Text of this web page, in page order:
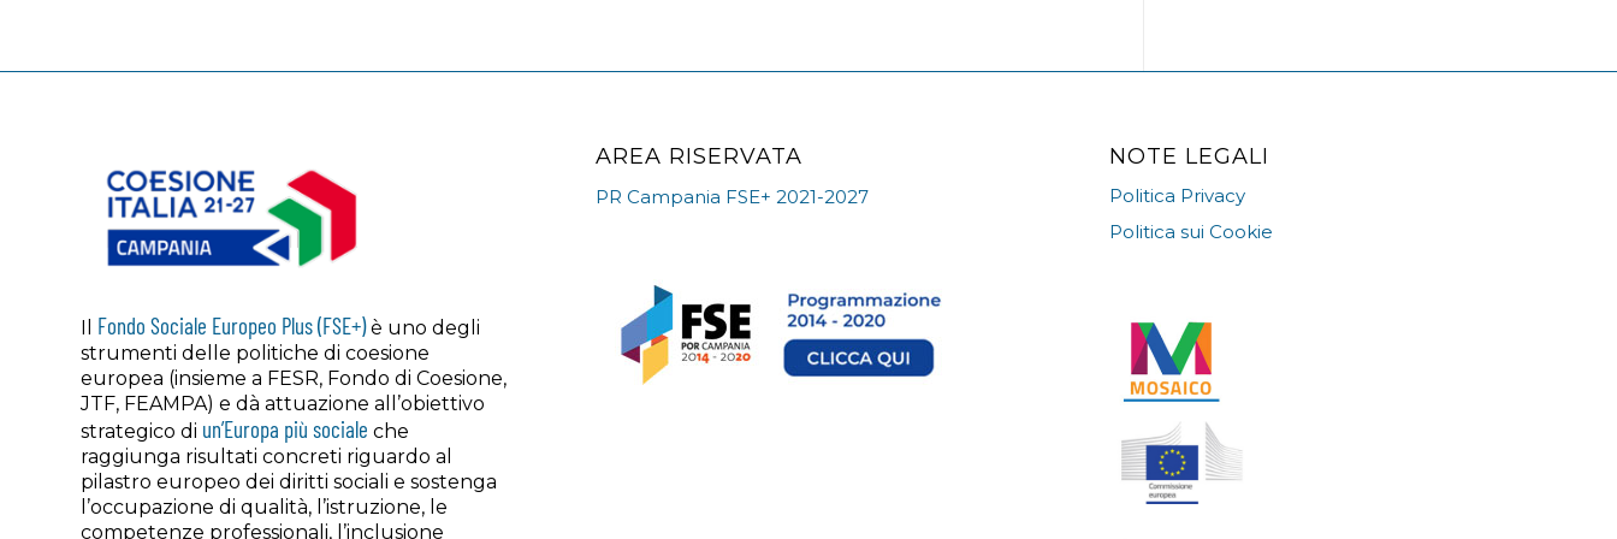
Il Fondo Sociale Europeo Plus (FSE+)è uno degli
strumenti delle politiche di coesione
europea (insieme a FESR, Fondo di Coesione,
JTF, FEAMPA) e dà attuazione all’obiettivo
strategico di un’Europa più sociale che
raggiunga risultati concreti riguardo al
pilastro europeo dei diritti sociali e sostenga
l’occupazione di qualità, l’istruzione, le
competenze professionali, l’inclusione
AREA RISERVATA
PR Campania FSE+ 2021-2027
NOTE LEGALI
Politica Privacy
Politica sui Cookie